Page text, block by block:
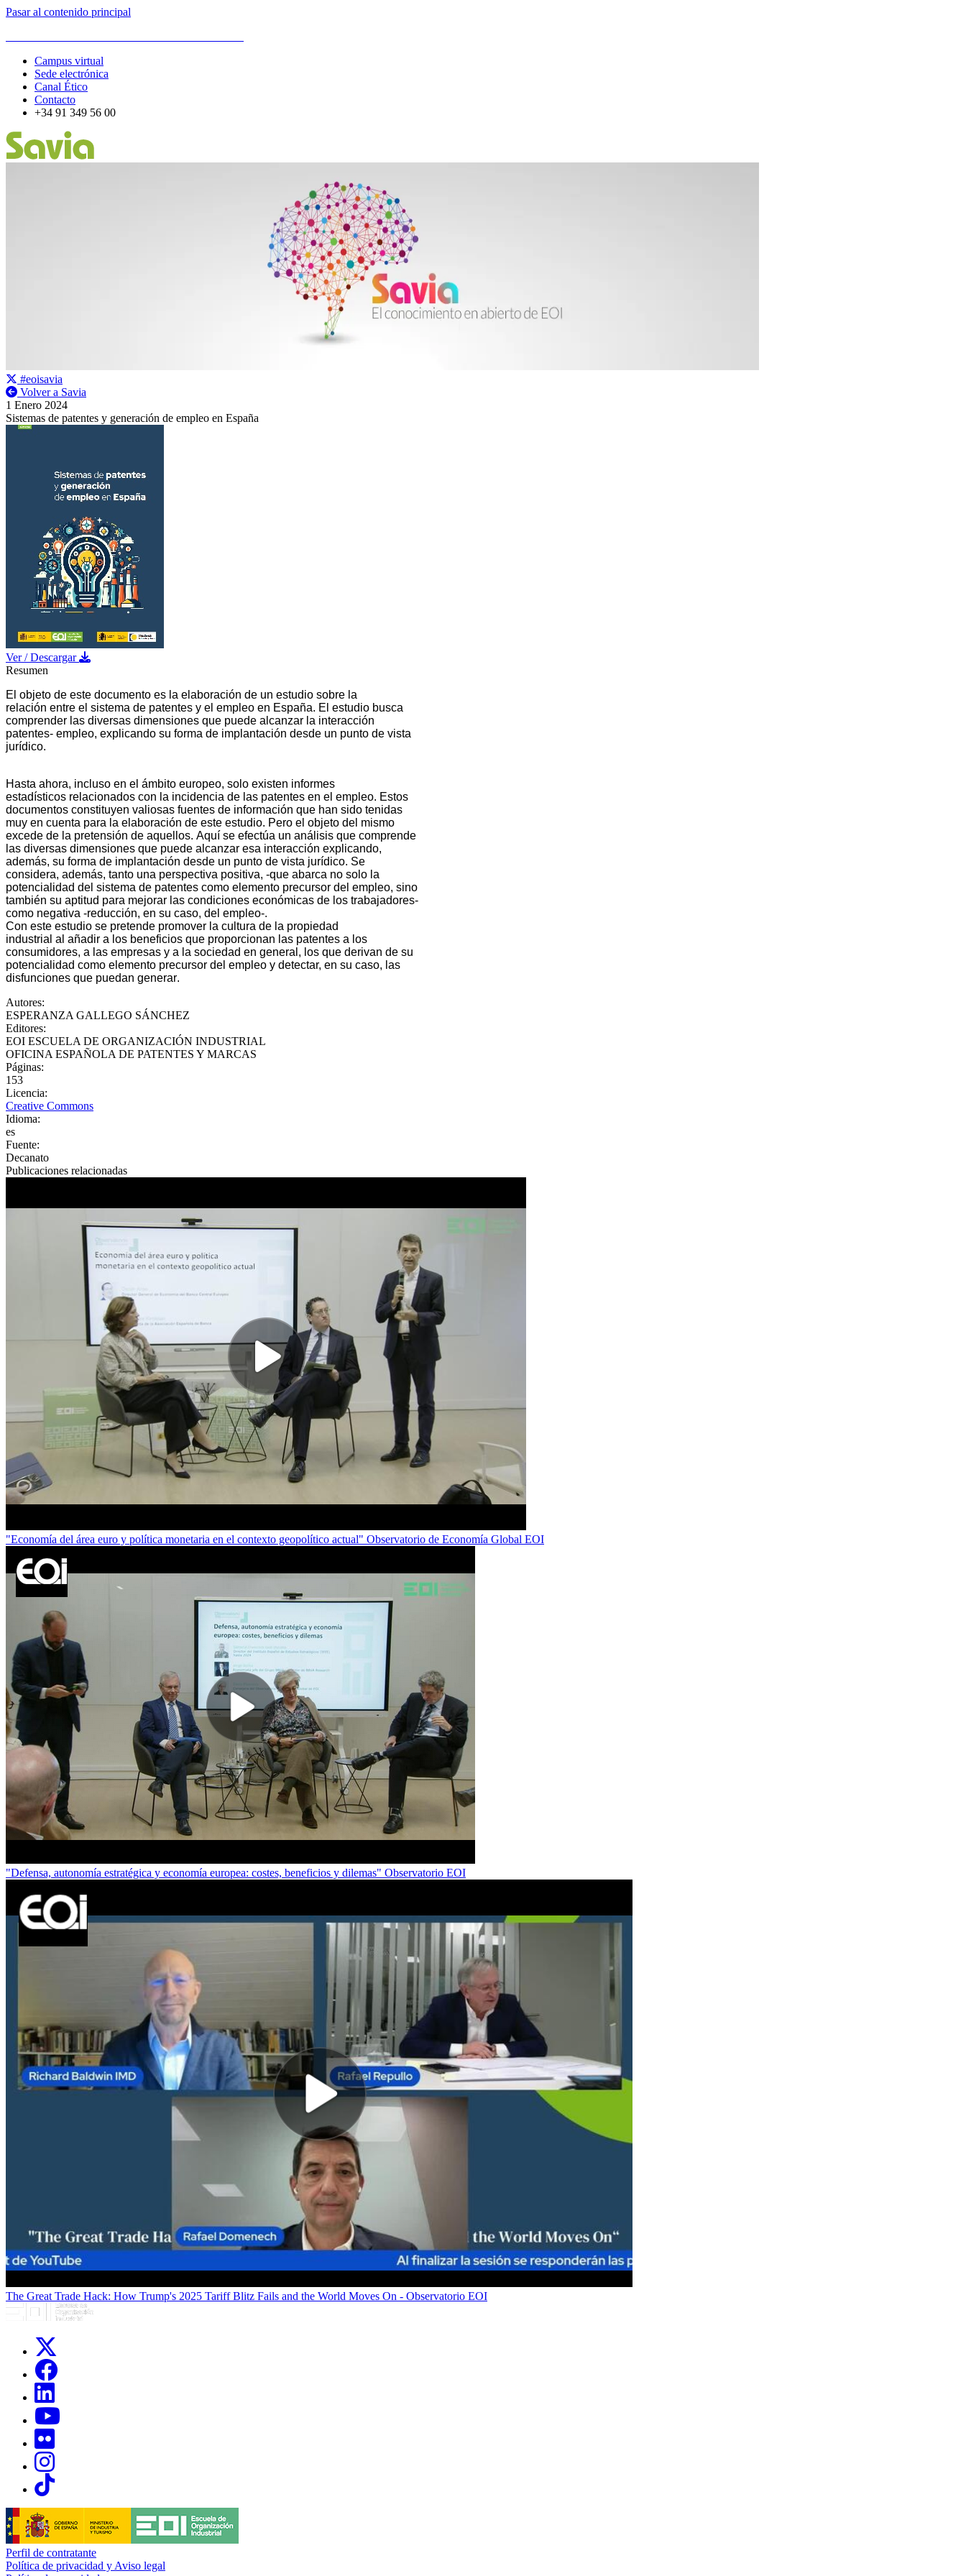
Pasar al contenido principal
Campus virtual
Sede electrónica
Canal Ético
Contacto
+34 91 349 56 00
#eoisavia
Volver a Savia
1 Enero 2024
Sistemas de patentes y generación de empleo en España
Ver / Descargar
Resumen
El objeto de este documento es la elaboración de un estudio sobre la
relación entre el sistema de patentes y el empleo en España. El estudio busca
comprender las diversas dimensiones que puede alcanzar la interacción
patentes- empleo, explicando su forma de implantación desde un punto de vista
jurídico.
Hasta ahora, incluso en el ámbito europeo, solo existen informes
estadísticos relacionados con la incidencia de las patentes en el empleo. Estos
documentos constituyen valiosas fuentes de información que han sido tenidas
muy en cuenta para la elaboración de este estudio. Pero el objeto del mismo
excede de la pretensión de aquellos. Aquí se efectúa un análisis que comprende
las diversas dimensiones que puede alcanzar esa interacción explicando,
además, su forma de implantación desde un punto de vista jurídico. Se
considera, además, tanto una perspectiva positiva, -que abarca no solo la
potencialidad del sistema de patentes como elemento precursor del empleo, sino
también su aptitud para mejorar las condiciones económicas de los trabajadores-
como negativa -reducción, en su caso, del empleo-.
Con este estudio se pretende promover la cultura de la propiedad
industrial al añadir a los beneficios que proporcionan las patentes a los
consumidores, a las empresas y a la sociedad en general, los que derivan de su
potencialidad como elemento precursor del empleo y detectar, en su caso, las
disfunciones que puedan generar.
Autores:
ESPERANZA GALLEGO SÁNCHEZ
Editores:
EOI ESCUELA DE ORGANIZACIÓN INDUSTRIAL
OFICINA ESPAÑOLA DE PATENTES Y MARCAS
Páginas:
153
Licencia:
Creative Commons
Idioma:
es
Fuente:
Decanato
Publicaciones relacionadas
"Economía del área euro y política monetaria en el contexto geopolítico actual" Observatorio de Economía Global EOI
"Defensa, autonomía estratégica y economía europea: costes, beneficios y dilemas" Observatorio EOI
The Great Trade Hack: How Trump's 2025 Tariff Blitz Fails and the World Moves On - Observatorio EOI
Links, Opens in this window
Links, Opens in this window
Links, Opens in this window
Links, Opens in this window
Links, Opens in this window
Perfil de contratante
Política de privacidad y Aviso legal